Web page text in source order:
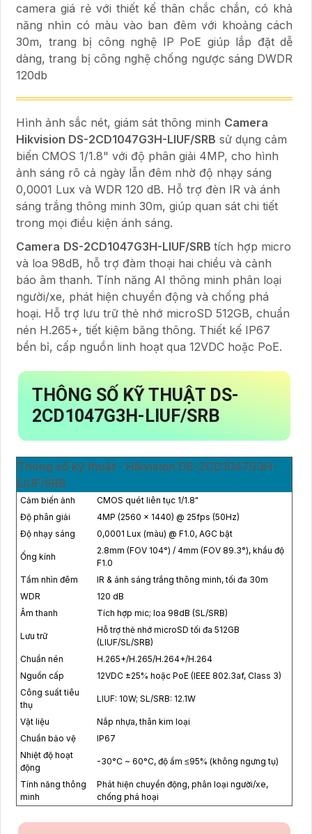
camera giá rẻ với thiết kế thân chắc chắn, có khả
năng nhìn có màu vào ban đêm với khoảng cách
30m, trang bị công nghệ IP PoE giúp lắp đặt dễ
dàng, trang bị công nghệ chống ngược sáng DWDR
120db
Hình ảnh sắc nét, giám sát thông minh Camera
Hikvision DS-2CD1047G3H-LIUF/SRB sử dụng cảm
biến CMOS 1/1.8" với độ phân giải 4MP, cho hình
ảnh sáng rõ cả ngày lẫn đêm nhờ độ nhạy sáng
0,0001 Lux và WDR 120 dB. Hỗ trợ đèn IR và ánh
sáng trắng thông minh 30m, giúp quan sát chi tiết
trong mọi điều kiện ánh sáng.
Camera DS-2CD1047G3H-LIUF/SRB tích hợp micro
và loa 98dB, hỗ trợ đàm thoại hai chiều và cảnh
báo âm thanh. Tính năng AI thông minh phân loại
người/xe, phát hiện chuyển động và chống phá
hoại. Hỗ trợ lưu trữ thẻ nhớ microSD 512GB, chuẩn
nén H.265+, tiết kiệm băng thông. Thiết kế IP67
bền bỉ, cấp nguồn linh hoạt qua 12VDC hoặc PoE.
THÔNG SỐ KỸ THUẬT DS-
2CD1047G3H-LIUF/SRB
Thông số kỹ thuật - Hikvision DS-2CD1047G3H-
LIUF/SRB
Cảm biến ảnh
CMOS quét liên tục 1/1.8"
Độ phân giải
4MP (2560 × 1440) @ 25fps (50Hz)
Độ nhạy sáng
0,0001 Lux (màu) @ F1.0, AGC bật
Ống kính
2.8mm (FOV 104°) / 4mm (FOV 89.3°), khẩu độ
F1.0
Tầm nhìn đêm
IR & ánh sáng trắng thông minh, tối đa 30m
WDR
120 dB
Âm thanh
Tích hợp mic; loa 98dB (SL/SRB)
Lưu trữ
Hỗ trợ thẻ nhớ microSD tối đa 512GB
(LIUF/SL/SRB)
Chuẩn nén
H.265+/H.265/H.264+/H.264
Nguồn cấp
12VDC ±25% hoặc PoE (IEEE 802.3af, Class 3)
Công suất tiêu
thụ
LIUF: 10W; SL/SRB: 12.1W
Vật liệu
Nắp nhựa, thân kim loại
Chuẩn bảo vệ
IP67
Nhiệt độ hoạt
động
-30°C ~ 60°C, độ ẩm ≤95% (không ngưng tụ)
Tính năng thông
minh
Phát hiện chuyển động, phân loại người/xe,
chống phá hoại